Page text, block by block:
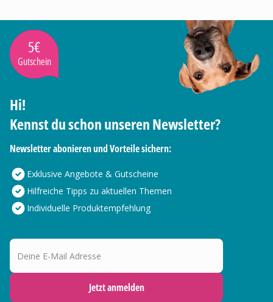
5€
Gutschein
Hi!
Kennst du schon unseren Newsletter?
Newsletter abonieren und Vorteile sichern:
Exklusive Angebote & Gutscheine
Hilfreiche Tipps zu aktuellen Themen
Individuelle Produktempfehlung
Deine E-Mail Adresse
Jetzt anmelden